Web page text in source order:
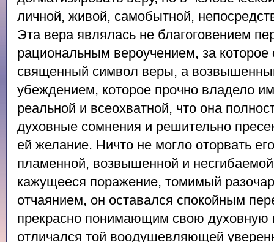
личной, живой, самобытной,
Эта вера являлась не благоговением
рациональным вероучением, за которое
священный символ веры, а
убеждением, которое прочно владело
реальной и всеохватной, что она
духовные сомнения и решительно
ей желание. Ничто не могло оторвать
пламенной, возвышенной и
кажущееся поражение, томимый
отчаянием, он оставался спокойным
прекрасно понимающим свою духовную
отличался той воодушевляющей